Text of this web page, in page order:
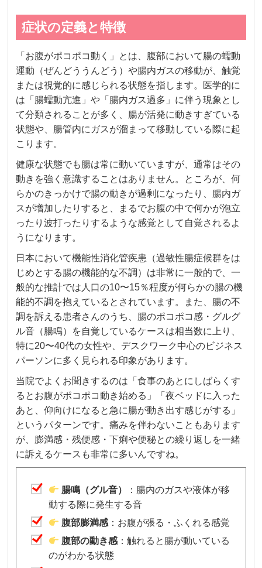
症状の定義と特徴
「お腹がポコポコ動く」とは、腹部において腸の蠕動
運動（ぜんどううんどう）や腸内ガスの移動が、触覚
または視覚的に感じられる状態を指します。医学的に
は「腸蠕動亢進」や「腸内ガス過多」に伴う現象とし
て分類されることが多く、腸が活発に動きすぎている
状態や、腸管内にガスが溜まって移動している際に起
こります。
健康な状態でも腸は常に動いていますが、通常はその
動きを強く意識することはありません。ところが、何
らかのきっかけで腸の動きが過剰になったり、腸内ガ
スが増加したりすると、まるでお腹の中で何かが泡立
ったり波打ったりするような感覚として自覚されるよ
うになります。
日本において機能性消化管疾患（過敏性腸症候群をは
じめとする腸の機能的な不調）は非常に一般的で、一
般的な推計では人口の10〜15％程度が何らかの腸の機
能的不調を抱えているとされています。また、腸の不
調を訴える患者さんのうち、腸のポコポコ感・グルグ
ル音（腸鳴）を自覚しているケースは相当数に上り、
特に20〜40代の女性や、デスクワーク中心のビジネス
パーソンに多く見られる印象があります。
当院でよくお聞きするのは「食事のあとにしばらくす
るとお腹がポコポコ動き始める」「夜ベッドに入った
あと、仰向けになると急に腸が動き出す感じがする」
というパターンです。痛みを伴わないこともあります
が、膨満感・残便感・下痢や便秘との繰り返しを一緒
に訴えるケースも非常に多いんですね。
腸鳴（グル音）
：腸内のガスや液体が移
動する際に発生する音
腹部膨満感 ：お腹が張る・ふくれる感覚
腹部の動き感 ：触れると腸が動いている
のがわかる状態